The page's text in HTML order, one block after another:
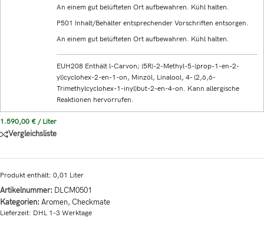
An einem gut belüfteten Ort aufbewahren. Kühl halten.
P501 Inhalt/Behälter entsprechender Vorschriften entsorgen.
An einem gut belüfteten Ort aufbewahren. Kühl halten.
EUH208 Enthält l-Carvon; (5R)-2-Methyl-5-(prop-1-en-2-
yl)cyclohex-2-en-1-on, Minzöl, Linalool, 4- (2,6,6-
Trimethylcyclohex-1-inyl)but-2-en-4-on. Kann allergische
Reaktionen hervorrufen.
1.590,00 € / Liter
Vergleichsliste
Produkt enthält: 0,01 Liter
Artikelnummer: DLCM0501
Kategorien: Aromen,Checkmate
Lieferzeit: DHL 1-3 Werktage